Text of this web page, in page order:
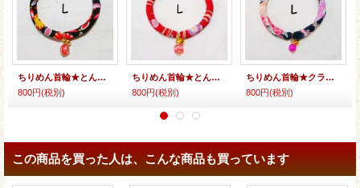
ちりめん首輪★とんぼ玉
800円(税別)
ちりめん首輪★とんぼ玉（ヨーヨー）
800円(税別)
ちりめん首輪★クラックビーズ
800円(税別)
この商品を買った人は、こんな商品も買っています